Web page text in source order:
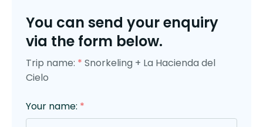
You can send your enquiry
via the form below.
Trip name: * Snorkeling + La Hacienda del
Cielo
Your name: *